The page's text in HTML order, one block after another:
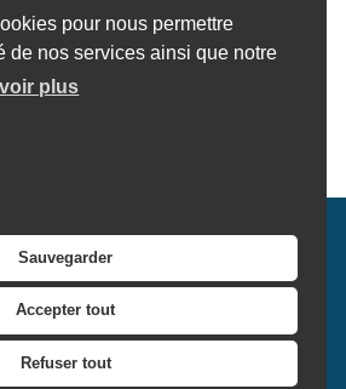
pour nous permettre
de nos services ainsi que notre
plus
Sauvegarder
Accepter tout
Refuser tout
au public: Lundi de 9 h à 12 h Vendredi de
h ...
21 MARS 2026
la-Campagne
du Four à chaux
MENTIONS LÉGALES